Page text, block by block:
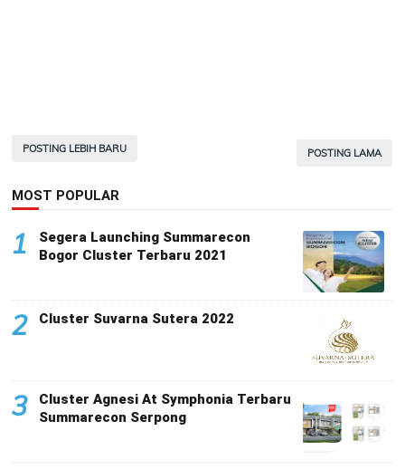
POSTING LEBIH BARU POSTING LAMA
MOST POPULAR
1
Segera Launching Summarecon
Bogor Cluster Terbaru 2021
2 Cluster Suvarna Sutera 2022
3
Cluster Agnesi At Symphonia Terbaru
Summarecon Serpong